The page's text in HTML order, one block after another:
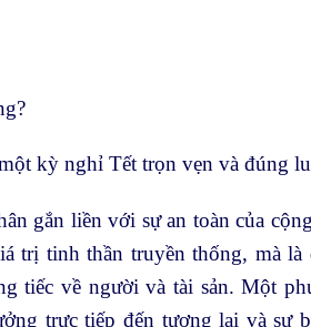
kỳ nghỉ Tết trọn vẹn và đúng
gắn liền với sự an toàn của
trị tinh thần truyền thống, mà là
tiếc về người và tài sản. Một
trực tiếp đến tương lai và sự